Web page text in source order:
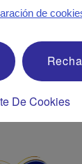
de
De Cookies